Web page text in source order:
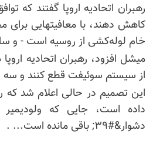
کاهش دهند، با معافیتهایی
خام لوله‌کشی از روسیه است - و
میشل افزود، رهبران اتحادیه
از سیستم سوئیفت قطع کنند و
این تصمیم در حالی اعلام شد که
دشوار&#۳۹; باقی مانده است... .